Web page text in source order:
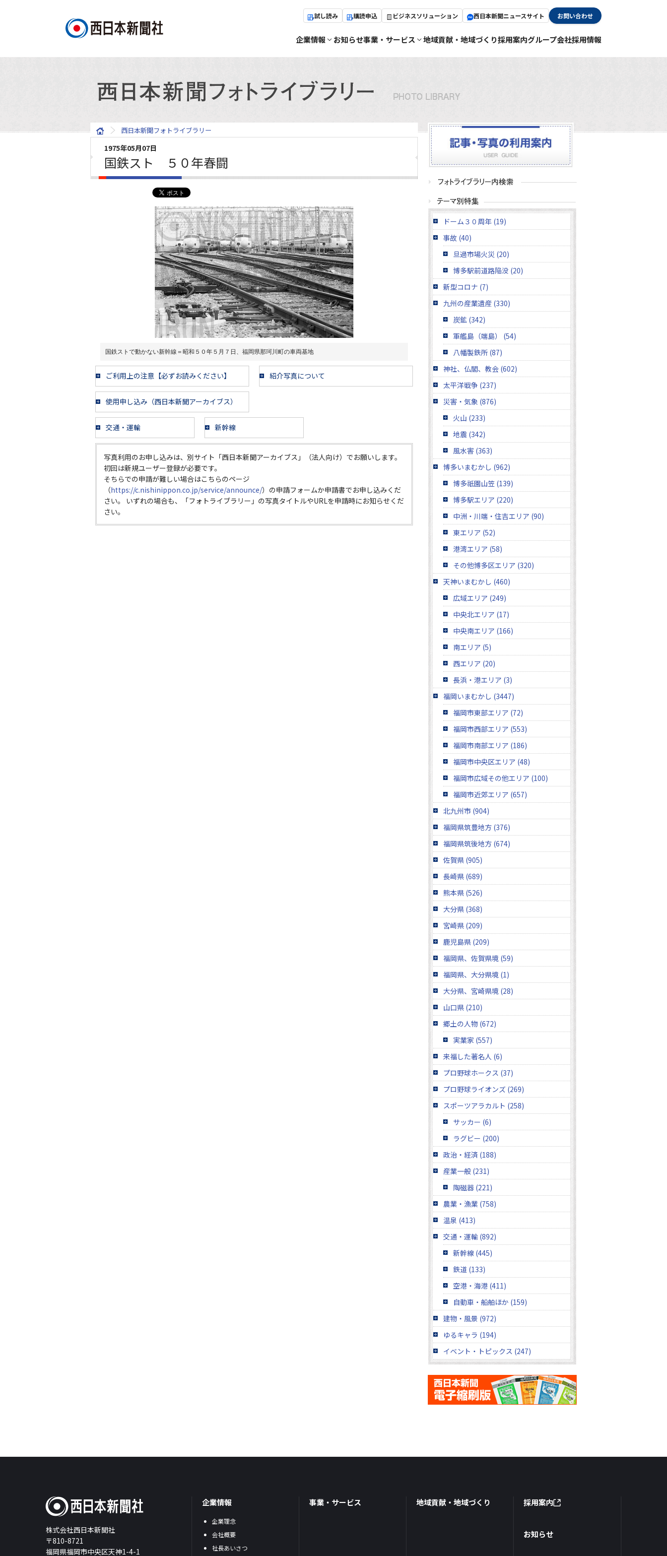
試し読み 購読申込 ビジネスソリューション 西日本新聞ニュースサイト お問い合わせ
企業情報 お知らせ事業・サービス 地域貢献・地域づくり採用案内グループ会社採用情報
西日本新聞フォトライブラリー
1975年05月07日
国鉄スト ５０年春闘
国鉄ストで動かない新幹線＝昭和５０年５月７日、福岡県那珂川町の車両基地
ご利用上の注意【必ずお読みください】 紹介写真について
使用申し込み（西日本新聞アーカイブス）
交通・運輸 新幹線
写真利用のお申し込みは、別サイト「西日本新聞アーカイブス」（法人向け）でお願いします。
初回は新規ユーザー登録が必要です。
そちらでの申請が難しい場合はこちらのページ
（https://c.nishinippon.co.jp/service/announce/）の申請フォームか申請書でお申し込みくだ
さい。 いずれの場合も、「フォトライブラリー」の写真タイトルやURLを申請時にお知らせくだ
さい。
ドーム３０周年 (19)
事故 (40)
旦過市場火災 (20)
博多駅前道路陥没 (20)
新型コロナ (7)
九州の産業遺産 (330)
炭鉱 (342)
軍艦島（端島） (54)
八幡製鉄所 (87)
神社、仏閣、教会 (602)
太平洋戦争 (237)
災害・気象 (876)
火山 (233)
地震 (342)
風水害 (363)
博多いまむかし (962)
博多祇園山笠 (139)
博多駅エリア (220)
中洲・川端・住吉エリア (90)
東エリア (52)
港湾エリア (58)
その他博多区エリア (320)
天神いまむかし (460)
広域エリア (249)
中央北エリア (17)
中央南エリア (166)
南エリア (5)
西エリア (20)
長浜・港エリア (3)
福岡いまむかし (3447)
福岡市東部エリア (72)
福岡市西部エリア (553)
福岡市南部エリア (186)
福岡市中央区エリア (48)
福岡市広域その他エリア (100)
福岡市近郊エリア (657)
北九州市 (904)
福岡県筑豊地方 (376)
福岡県筑後地方 (674)
佐賀県 (905)
長崎県 (689)
熊本県 (526)
大分県 (368)
宮崎県 (209)
鹿児島県 (209)
福岡県、佐賀県境 (59)
福岡県、大分県境 (1)
大分県、宮崎県境 (28)
山口県 (210)
郷土の人物 (672)
実業家 (557)
来福した著名人 (6)
プロ野球ホークス (37)
プロ野球ライオンズ (269)
スポーツアラカルト (258)
サッカー (6)
ラグビー (200)
政治・経済 (188)
産業一般 (231)
陶磁器 (221)
農業・漁業 (758)
温泉 (413)
交通・運輸 (892)
新幹線 (445)
鉄道 (133)
空港・海港 (411)
自動車・船舶ほか (159)
建物・風景 (972)
ゆるキャラ (194)
イベント・トピックス (247)
株式会社西日本新聞社
〒810-8721
福岡県福岡市中央区天神1-4-1
企業情報
企業理念
会社概要
社長あいさつ
事業・サービス 地域貢献・地域づくり 採用案内
お知らせ